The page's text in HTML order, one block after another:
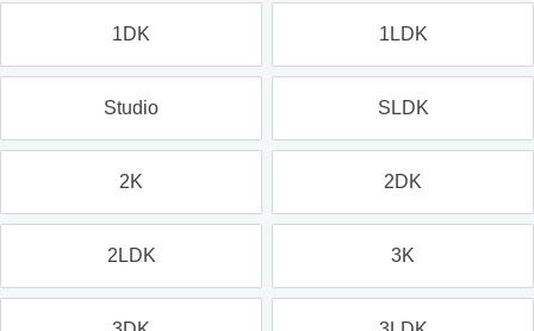
1DK 1LDK
Studio SLDK
2K 2DK
2LDK 3K